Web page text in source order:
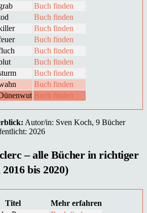
Buch finden
Buch finden
Buch finden
Buch finden
Buch finden
Buch finden
Buch finden
Buch finden
Buch finden
Autor/in: Sven Koch, 9 Bücher
2026
– alle Bücher in richtiger
bis 2020)
Titel
Mehr erfahren